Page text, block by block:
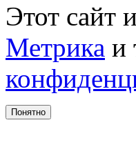
Этот сайт
Метрика и
Понятно